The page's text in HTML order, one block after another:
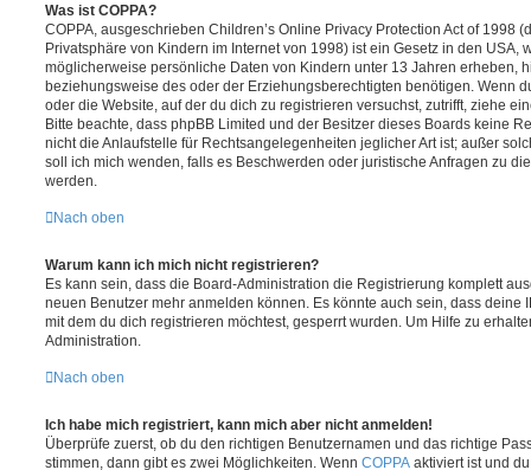
Was ist COPPA?
COPPA, ausgeschrieben Children’s Online Privacy Protection Act of 1998
Privatsphäre von Kindern im Internet von 1998) ist ein Gesetz in den USA,
möglicherweise persönliche Daten von Kindern unter 13 Jahren erheben,
beziehungsweise des oder der Erziehungsberechtigten benötigen. Wenn
oder die Website, auf der du dich zu registrieren versuchst, zutrifft, ziehe
Bitte beachte, dass phpBB Limited und der Besitzer dieses Boards keine
nicht die Anlaufstelle für Rechtsangelegenheiten jeglicher Art ist; außer
soll ich mich wenden, falls es Beschwerden oder juristische Anfragen zu
werden.
Nach oben
Warum kann ich mich nicht registrieren?
Es kann sein, dass die Board-Administration die Registrierung komplett
neuen Benutzer mehr anmelden können. Es könnte auch sein, dass deine
mit dem du dich registrieren möchtest, gesperrt wurden. Um Hilfe zu
Administration.
Nach oben
Ich habe mich registriert, kann mich aber nicht anmelden!
Überprüfe zuerst, ob du den richtigen Benutzernamen und das richtige
stimmen, dann gibt es zwei Möglichkeiten. Wenn COPPA aktiviert ist und